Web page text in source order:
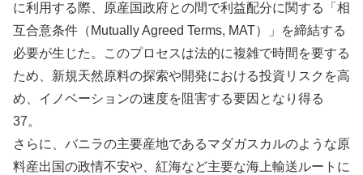
に利用する際、原産国政府との間で利益配分に関する「相
互合意条件（Mutually Agreed Terms, MAT）」を締結する
必要が生じた。このプロセスは法的に複雑で時間を要する
ため、新規天然原料の探索や開発における投資リスクを高
め、イノベーションの速度を阻害する要因となり得る
37。
さらに、バニラの主要産地であるマダガスカルのような原
料産出国の政情不安や、紅海など主要な海上輸送ルートに